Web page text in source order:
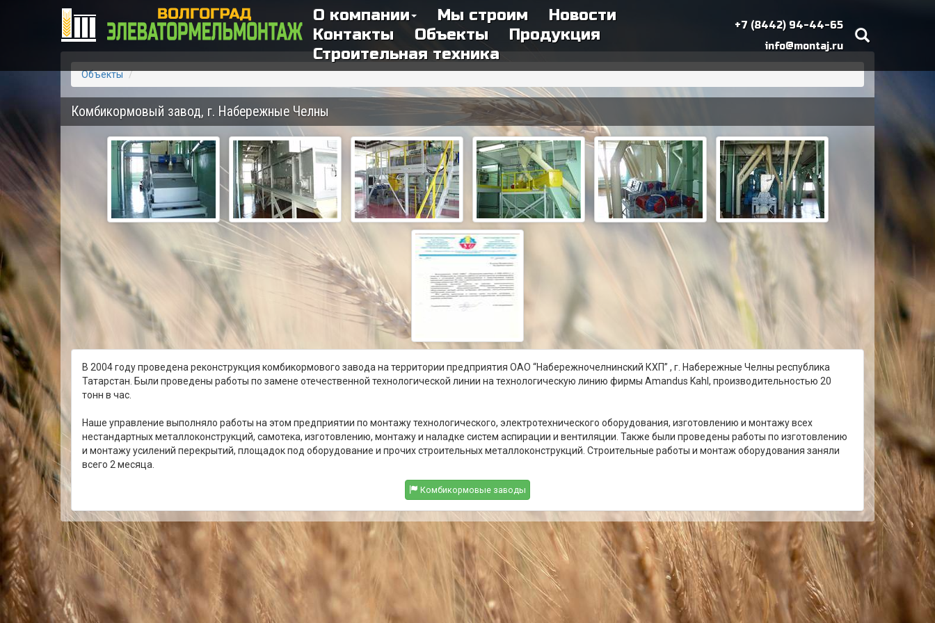
О компании Мы строим
Новости
Контакты
Объекты
Продукция
Строительная техника
+7 (8442) 94-44-65
info@montaj.ru
Объекты
Комбикормовый завод, г. Набережные Челны
В 2004 году проведена реконструкция комбикормового завода на территории предприятия ОАО “Набережночелнинский КХП” , г. Набережные Челны республика
Татарстан. Были проведены работы по замене отечественной технологической линии на технологическую линию фирмы Amandus Kahl, производительностью 20
тонн в час.
Наше управление выполняло работы на этом предприятии по монтажу технологического, электротехнического оборудования, изготовлению и монтажу всех
нестандартных металлоконструкций, самотека, изготовлению, монтажу и наладке систем аспирации и вентиляции. Также были проведены работы по изготовлению
и монтажу усилений перекрытий, площадок под оборудование и прочих строительных металлоконструкций. Строительные работы и монтаж оборудования заняли
всего 2 месяца.
Комбикормовые заводы